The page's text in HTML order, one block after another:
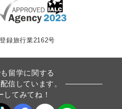
録旅行業2162号
留学に関する
信しています。
してみてね！